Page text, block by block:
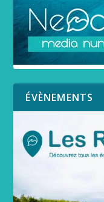
ÉVÈNEMENTS